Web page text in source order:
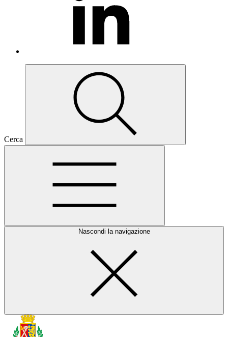
Cerca
Nascondi la navigazione